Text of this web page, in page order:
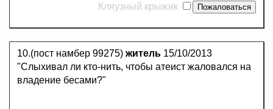
Кляузный крыжик
10.(пост намбер 99275) житель 15/10/2013
"Слыхивал ли кто-нить, чтобы атеист жаловался на
владение бесами?"